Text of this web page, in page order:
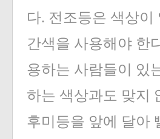
다. 전조등은 색상
간색을 사용해야 한
용하는 사람들이 있
하는 색상과도 맞지
후미등을 앞에 달아